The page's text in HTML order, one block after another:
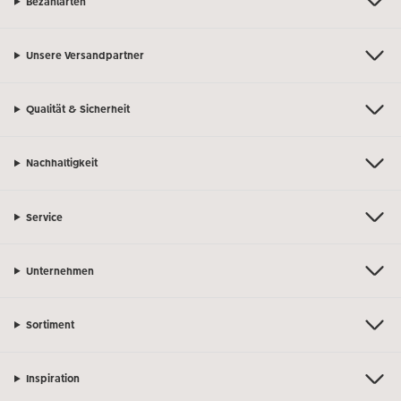
Unsere Versandpartner
Qualität & Sicherheit
Nachhaltigkeit
Service
Unternehmen
Sortiment
Inspiration